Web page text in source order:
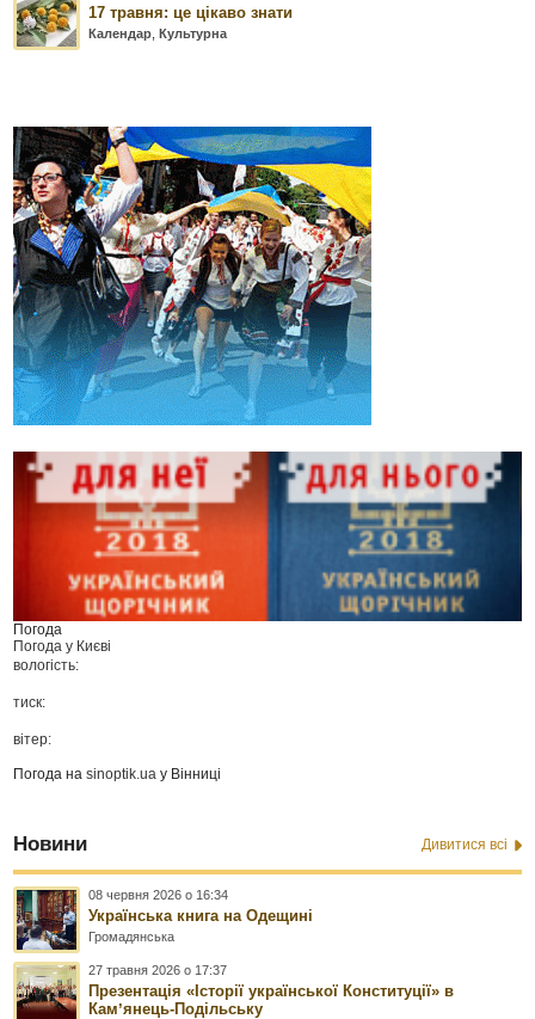
17 травня: це цікаво знати
Календар Культурна
Погода
Погода у Києві
вологість:
тиск:
вітер:
Погода наsinoptik.ua у Вінниці
Новини Дивитися всі
08 червня 2026 о 16:34
Українська книга на Одещині
Громадянська
27 травня 2026 о 17:37
Презентація «Історії української Конституції» в
Камʼянець-Подільську